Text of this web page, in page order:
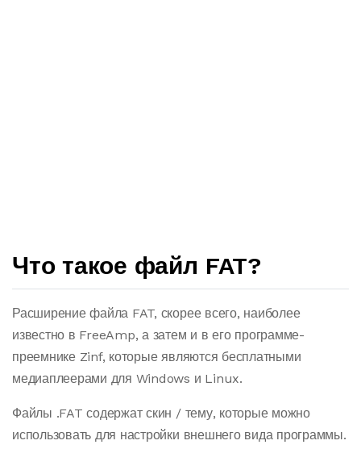
Что такое файл FAT?
Расширение файла FAT, скорее всего, наиболее
известно в FreeAmp, а затем и в его программе-
преемнике Zinf, которые являются бесплатными
медиаплеерами для Windows и Linux.
Файлы .FAT содержат скин / тему, которые можно
использовать для настройки внешнего вида программы.